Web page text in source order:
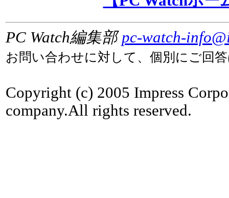
PC Watch編集部pc-watch-
お問い合わせに対して、個別にご回
Copyright (c) 2005 Impress
company.All rights reserved.